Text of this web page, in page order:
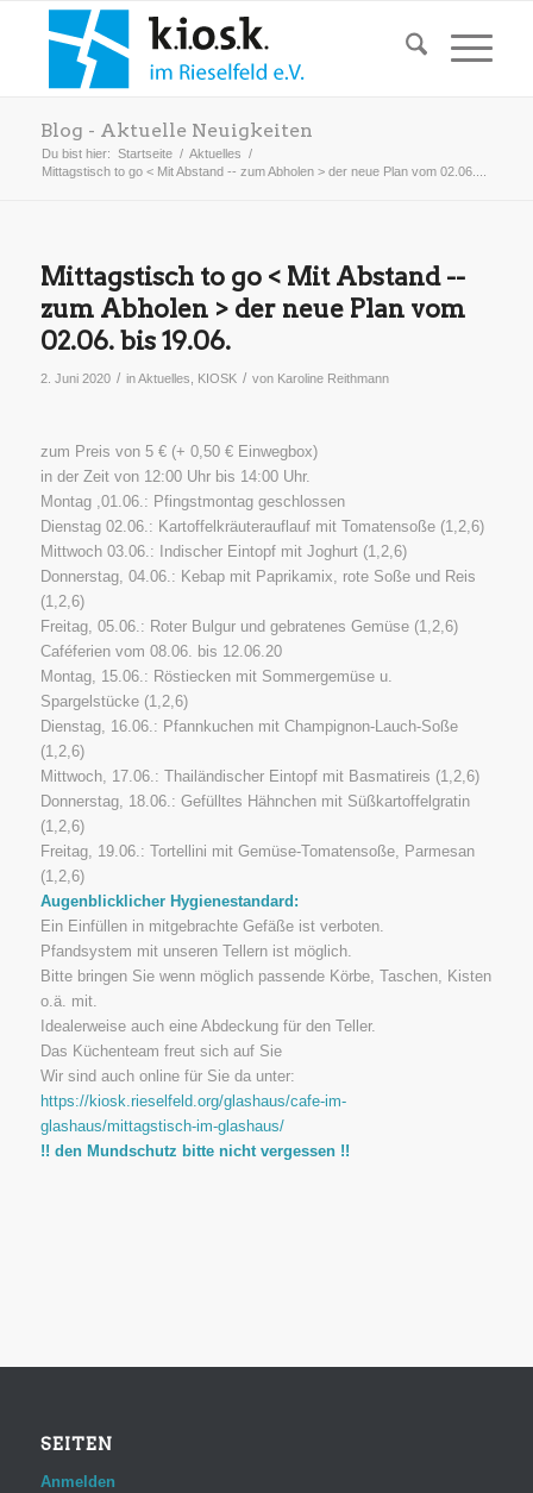
Blog - Aktuelle Neuigkeiten
Du bist hier: Startseite / Aktuelles /
Mittagstisch to go < Mit Abstand -- zum Abholen > der neue Plan vom 02.06....
Mittagstisch to go < Mit Abstand --
zum Abholen > der neue Plan vom
02.06. bis 19.06.
2. Juni 2020 / inAktuelles KIOSK / von Karoline Reithmann
zum Preis von 5 € (+ 0,50 € Einwegbox)
in der Zeit von 12:00 Uhr bis 14:00 Uhr.
Montag ,01.06.: Pfingstmontag geschlossen
Dienstag 02.06.: Kartoffelkräuterauflauf mit Tomatensoße (1,2,6)
Mittwoch 03.06.: Indischer Eintopf mit Joghurt (1,2,6)
Donnerstag, 04.06.: Kebap mit Paprikamix, rote Soße und Reis
(1,2,6)
Freitag, 05.06.: Roter Bulgur und gebratenes Gemüse (1,2,6)
Caféferien vom 08.06. bis 12.06.20
Montag, 15.06.: Röstiecken mit Sommergemüse u.
Spargelstücke (1,2,6)
Dienstag, 16.06.: Pfannkuchen mit Champignon-Lauch-Soße
(1,2,6)
Mittwoch, 17.06.: Thailändischer Eintopf mit Basmatireis (1,2,6)
Donnerstag, 18.06.: Gefülltes Hähnchen mit Süßkartoffelgratin
(1,2,6)
Freitag, 19.06.: Tortellini mit Gemüse-Tomatensoße, Parmesan
(1,2,6)
Augenblicklicher Hygienestandard:
Ein Einfüllen in mitgebrachte Gefäße ist verboten.
Pfandsystem mit unseren Tellern ist möglich.
Bitte bringen Sie wenn möglich passende Körbe, Taschen, Kisten
o.ä. mit.
Idealerweise auch eine Abdeckung für den Teller.
Das Küchenteam freut sich auf Sie
Wir sind auch online für Sie da unter:
https://kiosk.rieselfeld.org/glashaus/cafe-im-
glashaus/mittagstisch-im-glashaus/
!! den Mundschutz bitte nicht vergessen !!
SEITEN
Anmelden